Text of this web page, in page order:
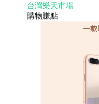
台灣樂天市場
購物賺點